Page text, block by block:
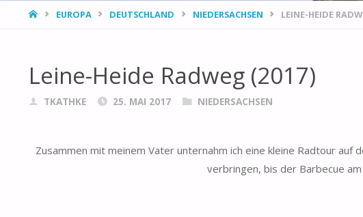
HOMEEUROPA DEUTSCHLAND NIEDERSACHSEN LEINE-HEIDE
Leine-Heide Radweg (2017)
TKATHKE 25. MAI 2017 NIEDERSACHSEN
Zusammen mit meinem Vater unternahm ich eine kleine Radtour
verbringen, bis der Barbecue